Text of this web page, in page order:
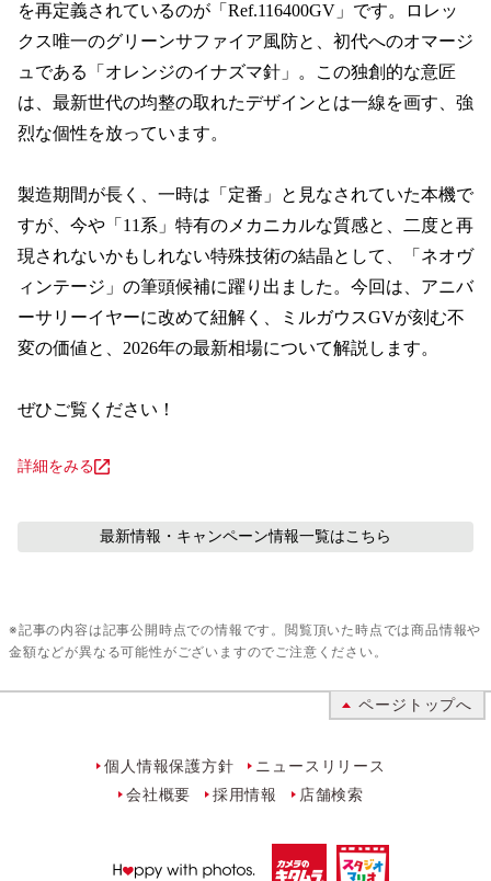
を再定義されているのが「Ref.116400GV」です。ロレッ
クス唯一のグリーンサファイア風防と、初代へのオマージ
ュである「オレンジのイナズマ針」。この独創的な意匠
は、最新世代の均整の取れたデザインとは一線を画す、強
烈な個性を放っています。
製造期間が長く、一時は「定番」と見なされていた本機で
すが、今や「11系」特有のメカニカルな質感と、二度と再
現されないかもしれない特殊技術の結晶として、「ネオヴ
ィンテージ」の筆頭候補に躍り出ました。今回は、アニバ
ーサリーイヤーに改めて紐解く、ミルガウスGVが刻む不
変の価値と、2026年の最新相場について解説します。
ぜひご覧ください！
詳細をみる
最新情報・キャンペーン情報一覧はこちら
※記事の内容は記事公開時点での情報です。閲覧頂いた時点では商品情報や
金額などが異なる可能性がございますのでご注意ください。
ページトップへ
個人情報保護方針
ニュースリリース
会社概要
採用情報 店舗検索